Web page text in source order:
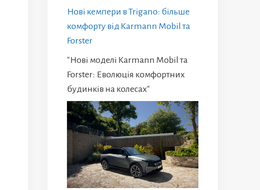
Нові кемпери в Trigano: більше
комфорту від Karmann Mobil та
Forster
"Нові моделі Karmann Mobil та
Forster: Еволюція комфортних
будинків на колесах"